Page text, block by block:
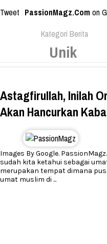
Tweet PassionMagz.Com on
Kategori Berita
Unik
Astagfirullah, Inilah
Akan Hancurkan
Images By Google.
sudah kita ketahui sebagai
merupakan tempat dimana
umat muslim di ...